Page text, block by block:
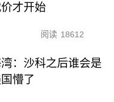
才开始
阅读 18612
：沙科之后谁会是
懵了